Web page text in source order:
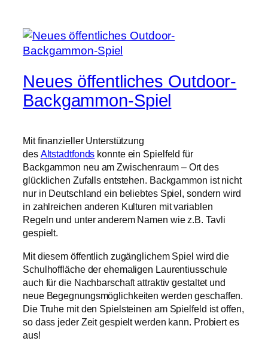
Neues öffentliches Outdoor-
Backgammon-Spiel
Mit finanzieller Unterstützung
des Altstadtfonds konnte ein Spielfeld für
Backgammon neu am Zwischenraum – Ort des
glücklichen Zufalls entstehen. Backgammon ist nicht
nur in Deutschland ein beliebtes Spiel, sondern wird
in zahlreichen anderen Kulturen mit variablen
Regeln und unter anderem Namen wie z.B. Tavli
gespielt.
Mit diesem öffentlich zugänglichem Spiel wird die
Schulhoffläche der ehemaligen Laurentiusschule
auch für die Nachbarschaft attraktiv gestaltet und
neue Begegnungsmöglichkeiten werden geschaffen.
Die Truhe mit den Spielsteinen am Spielfeld ist offen,
so dass jeder Zeit gespielt werden kann. Probiert es
aus!